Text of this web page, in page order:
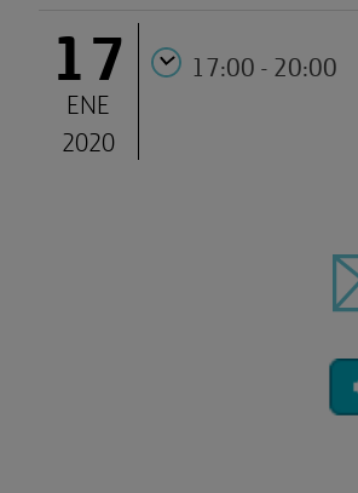
17
ENE
2020
17:00 - 20:00